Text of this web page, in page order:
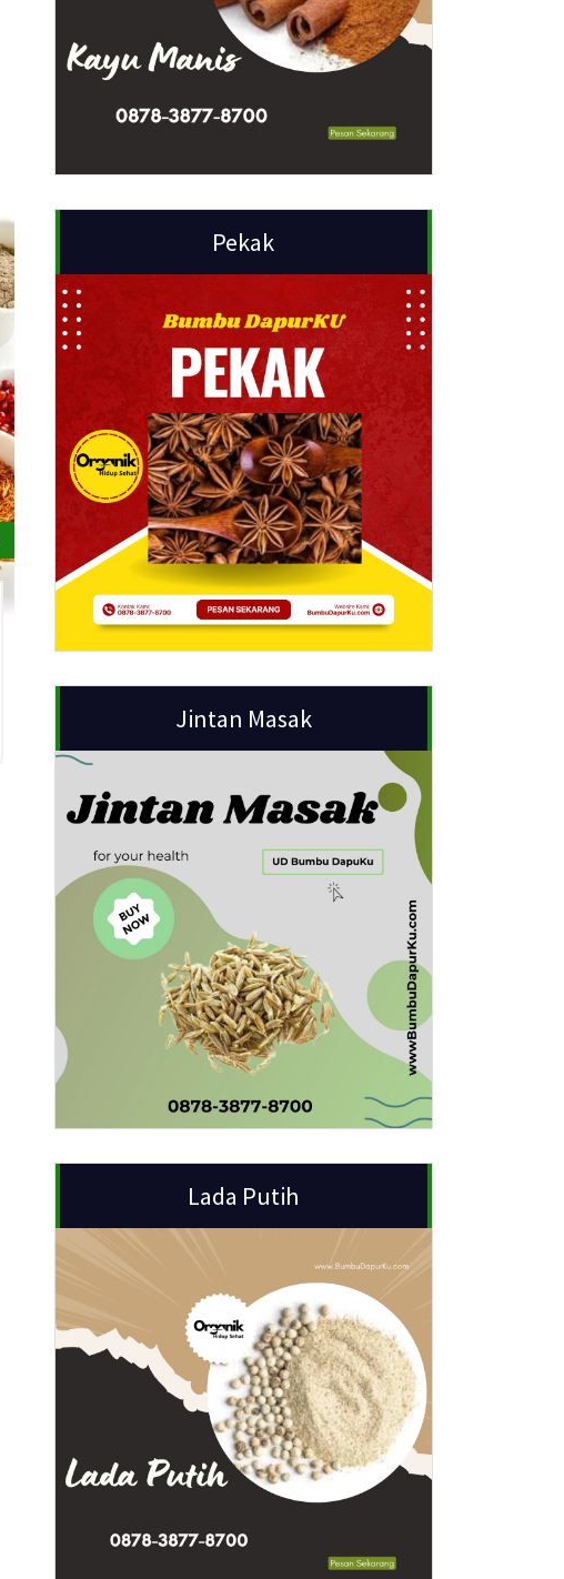
Pekak
Jintan Masak
Lada Putih